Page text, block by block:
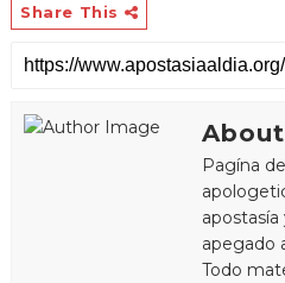
Share This
Pagína
apegado
Todo